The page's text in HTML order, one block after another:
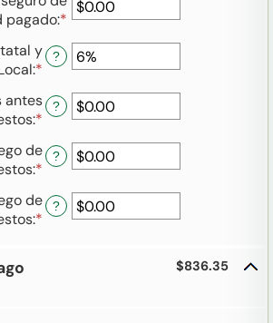
y
99
monto
entre
0%
y
pagado:* Ingresa
un
monto
$0.00
y
y
:* Ingresa
monto
0%
y
?
antes
:* Ingresa
monto
$0.00
y
?
de
:* Ingresa
monto
?
de
:* Ingresa
?
$836.35